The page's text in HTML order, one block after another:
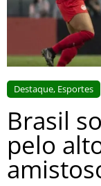
Destaque, Esportes
Brasil
pelo